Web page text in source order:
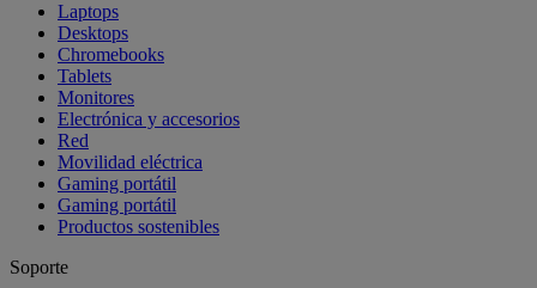
Laptops
Desktops
Chromebooks
Tablets
Monitores
Electrónica y accesorios
Red
Movilidad eléctrica
Gaming portátil
Gaming portátil
Productos sostenibles
Soporte